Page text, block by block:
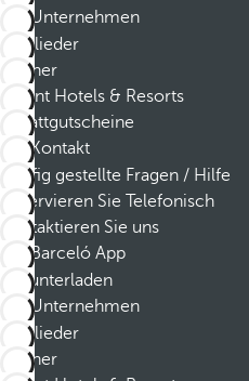
Unternehmen
Mitglieder
Partner
Dorint Hotels & Resorts
Rabattgutscheine
Kontakt
Häufig gestellte Fragen / Hilfe
Reservieren Sie Telefonisch
Kontaktieren Sie uns
Barceló App
Herunterladen
Unternehmen
Mitglieder
Partner